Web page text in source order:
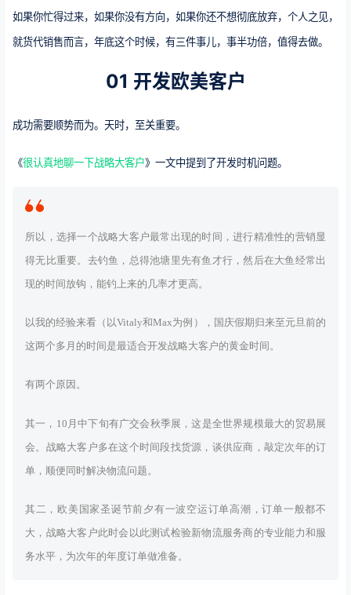
如果你忙得过来，如果你没有方向，如果你还不想彻底放弃，个人之见，
就货代销售而言，年底这个时候，有三件事儿，事半功倍，值得去做。
01 开发欧美客户
成功需要顺势而为。天时，至关重要。
《很认真地聊一下战略大客户》一文中提到了开发时机问题。
所以，选择一个战略大客户最常出现的时间，进行精准性的营销显
得无比重要。去钓鱼，总得池塘里先有鱼才行，然后在大鱼经常出
现的时间放钩，能钓上来的几率才更高。
以我的经验来看（以Vitaly和Max为例），国庆假期归来至元旦前的
这两个多月的时间是最适合开发战略大客户的黄金时间。
有两个原因。
其一，10月中下旬有广交会秋季展，这是全世界规模最大的贸易展
会。战略大客户多在这个时间段找货源，谈供应商，敲定次年的订
单，顺便同时解决物流问题。
其二，欧美国家圣诞节前夕有一波空运订单高潮，订单一般都不
大，战略大客户此时会以此测试检验新物流服务商的专业能力和服
务水平，为次年的年度订单做准备。